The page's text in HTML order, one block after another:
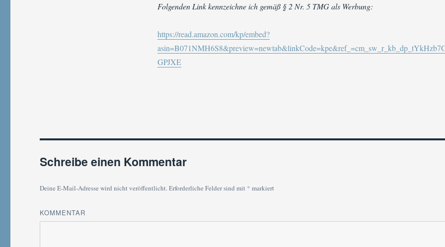
Folgenden Link kennzeichne ich gemäß § 2 Nr. 5 TMG als Werbung:
https://read.amazon.com/kp/embed?
GPJXE
Schreibe einen Kommentar
Deine E-Mail-Adresse wird nicht veröffentlicht.Erforderliche Felder sind mit * markiert
KOMMENTAR